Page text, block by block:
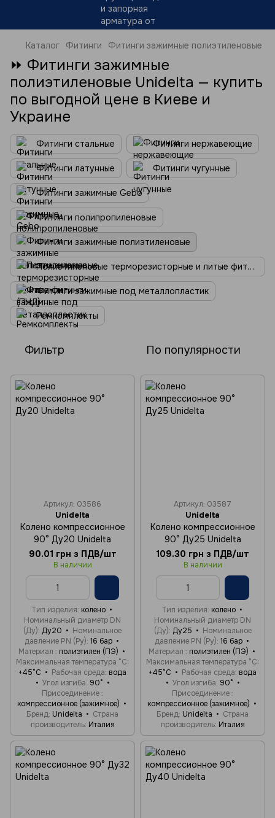
Каталог Фитинги Фитинги зажимные полиэтиленовые
⏩ Фитинги зажимные
полиэтиленовые Unidelta — купить
по выгодной цене в Киеве и
Украине
Фитинги стальные Фитинги нержавеющие
Фитинги латунные Фитинги чугунные
Фитинги зажимные Gebo
Фитинги полипропиленовые
Фитинги зажимные полиэтиленовые
Полиэтиленовые терморезисторные и литые фитинги (ПНД)
Фитинги зажимные под металлопластик
Ремкомплекты
Фильтр По популярности
Артикул: 03586
Unidelta
Колено компрессионное
90° Ду20 Unidelta
90.01 грн з ПДВ/шт
В наличии
Тип изделия колено
Номинальный диаметр DN
(Ду) Ду20
Номинальное
давление PN (Ру) 16 бар
Материал
полиэтилен (ПЭ)
Максимальная температура °C
+45°C
Рабочая среда вода
Угол изгиба 90°
Присоединение
компрессионное (зажимное)
Бренд Unidelta
Страна
производитель Италия
Артикул: 03587
Unidelta
Колено компрессионное
90° Ду25 Unidelta
109.30 грн з ПДВ/шт
В наличии
Тип изделия колено
Номинальный диаметр DN
(Ду) Ду25
Номинальное
давление PN (Ру) 16 бар
Материал
полиэтилен (ПЭ)
Максимальная температура °C
+45°C
Рабочая среда вода
Угол изгиба 90°
Присоединение
компрессионное (зажимное)
Бренд Unidelta
Страна
производитель Италия